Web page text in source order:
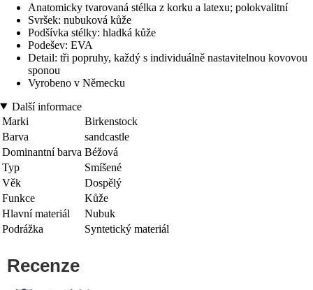
Anatomicky tvarovaná stélka z korku a latexu; polokvalitní
Svršek: nubuková kůže
Podšívka stélky: hladká kůže
Podešev: EVA
Detail: tři popruhy, každý s individuálně nastavitelnou kovovou
sponou
Vyrobeno v Německu
Další informace
Marki
Birkenstock
Barva
sandcastle
Dominantní barva Béžová
Typ
Smíšené
Věk
Dospělý
Funkce
Kůže
Hlavní materiál
Nubuk
Podrážka
Syntetický materiál